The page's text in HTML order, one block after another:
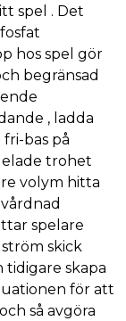
spel . Det
hos spel gör
begränsad
, ladda
bas på
trohet
volym hitta
spelare
skick
skapa
för att
så avgöra